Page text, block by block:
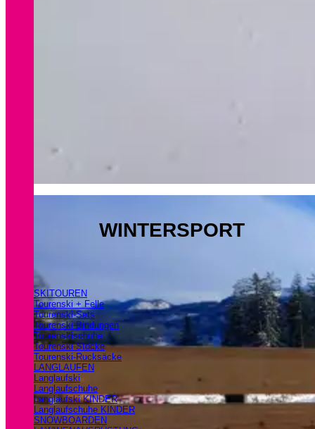
WINTERSPORT
SKITOUREN
Tourenski + Felle
Tourenski-Sets
Tourenski-Bindungen
Tourenskischuhe
Tourenski Stöcke
Tourenski-Rucksäcke
LANGLAUFEN
Langlaufski
Langlaufschuhe
Langlaufski KINDER
Langlaufschuhe KINDER
SNOWBOARDEN